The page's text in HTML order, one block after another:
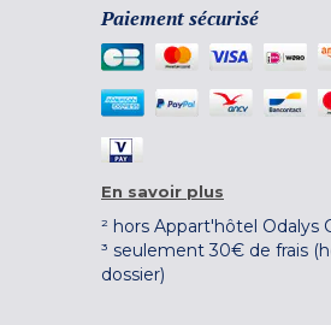
Paiement sécurisé
En savoir plus
² hors Appart'hôtel Odalys
³ seulement 30€ de frais
dossier)